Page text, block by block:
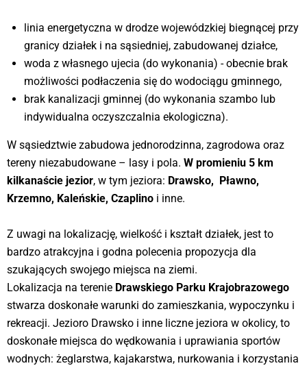
linia energetyczna w drodze wojewódzkiej biegnącej przy
granicy działek i na sąsiedniej, zabudowanej działce,
woda z własnego ujecia (do wykonania) - obecnie brak
możliwości podłaczenia się do wodociągu gminnego,
brak kanalizacji gminnej (do wykonania szambo lub
indywidualna oczyszczalnia ekologiczna).
W sąsiedztwie zabudowa jednorodzinna, zagrodowa oraz
tereny niezabudowane – lasy i pola. W promieniu 5 km
kilkanaście jezior, w tym jeziora: Drawsko, Pławno,
Krzemno, Kaleńskie, Czaplino i inne.
Z uwagi na lokalizację, wielkość i kształt działek, jest to
bardzo atrakcyjna i godna polecenia propozycja dla
szukających swojego miejsca na ziemi.
Lokalizacja na terenie Drawskiego Parku Krajobrazowego
stwarza doskonałe warunki do zamieszkania, wypoczynku i
rekreacji. Jezioro Drawsko i inne liczne jeziora w okolicy, to
doskonałe miejsca do wędkowania i uprawiania sportów
wodnych: żeglarstwa, kajakarstwa, nurkowania i korzystania